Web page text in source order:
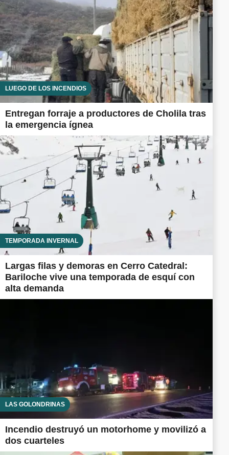
LUEGO DE LOS INCENDIOS
Entregan forraje a productores de Cholila tras
la emergencia ígnea
TEMPORADA INVERNAL
Largas filas y demoras en Cerro Catedral:
Bariloche vive una temporada de esquí con
alta demanda
LAS GOLONDRINAS
Incendio destruyó un motorhome y movilizó a
dos cuarteles